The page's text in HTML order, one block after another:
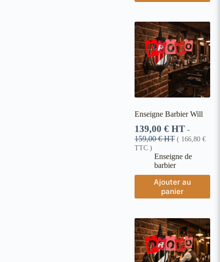
Enseigne Barbier Will
139,00 € HT -
159,00€HT ( 166,80 €
TTC )
Enseigne de
barbier
Ajouter au
panier